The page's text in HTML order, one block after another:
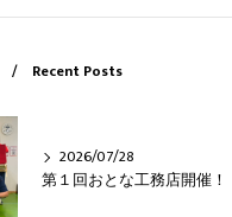
Recent Posts
2026/07/28
第１回おとな工務店開催！